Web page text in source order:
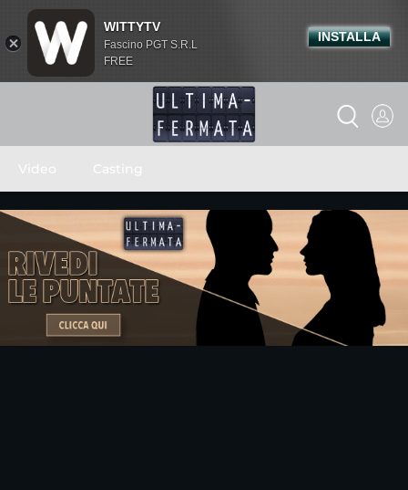
Video Casting
WITTYTV
Fascino PGT S.R.L
FREE
INSTALLA